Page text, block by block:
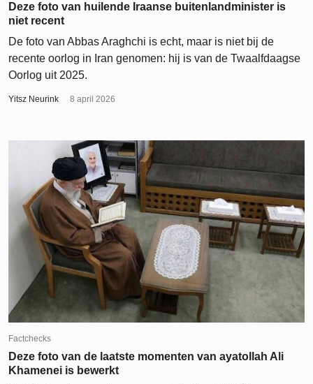
Deze foto van huilende Iraanse buitenlandminister is
niet recent
De foto van Abbas Araghchi is echt, maar is niet bij de
recente oorlog in Iran genomen: hij is van de Twaalfdaagse
Oorlog uit 2025.
Yitsz Neurink 8 april 2026
Factchecks
Deze foto van de laatste momenten van ayatollah Ali
Khamenei is bewerkt